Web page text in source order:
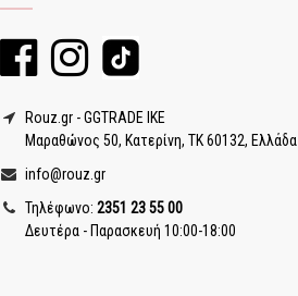
Rouz.gr - GGTRADE IKE
Μαραθώνος 50, Κατερίνη, ΤΚ 60132, Ελλάδα
info@rouz.gr
Τηλέφωνο: 2351 23 55 00
Δευτέρα - Παρασκευή 10:00-18:00